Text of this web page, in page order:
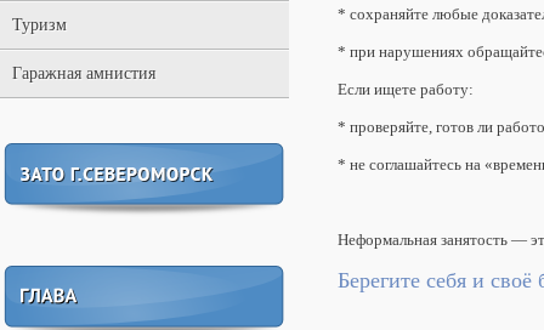
Туризм
Гаражная амнистия
* сохраняйте любые
* при нарушениях
Если ищете работу:
* проверяйте, готов ли
* не соглашайтесь на
Неформальная занятость —
Берегите себя и